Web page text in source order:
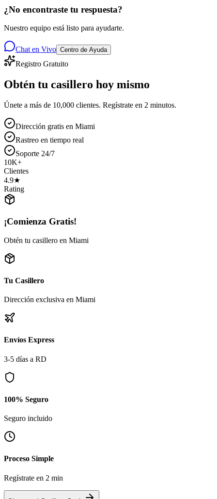
¿No encontraste tu respuesta?
Nuestro equipo está listo para ayudarte.
Chat en Vivo Centro de Ayuda
Registro Gratuito
Obtén tu casillero hoy mismo
Únete a más de 10,000 clientes. Regístrate en 2 minutos.
Dirección gratis en Miami
Rastreo en tiempo real
Soporte 24/7
10K+
Clientes
4.9★
Rating
¡Comienza Gratis!
Obtén tu casillero en Miami
Tu Casillero
Dirección exclusiva en Miami
Envíos Express
3-5 días a RD
100% Seguro
Seguro incluido
Proceso Simple
Regístrate en 2 min